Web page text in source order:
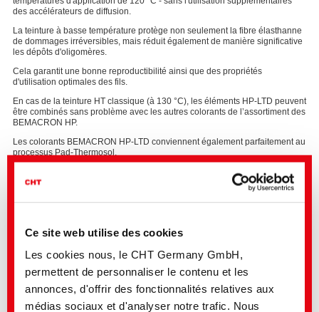
Ce site web utilise des cookies
Les cookies nous, le CHT Germany GmbH,
permettent de personnaliser le contenu et les
annonces, d'offrir des fonctionnalités relatives aux
médias sociaux et d'analyser notre trafic. Nous
des accélérateurs de diffusion.
La teinture à basse température protège non seulement la fibre élasthanne
de dommages irréversibles, mais réduit également de manière significative
les dépôts d'oligomères.
Cela garantit une bonne reproductibilité ainsi que des propriétés
d'utilisation optimales des fils.
En cas de la teinture HT classique (à 130 °C), les éléments HP-LTD peuvent
être combinés sans problème avec les autres colorants de l’assortiment des
BEMACRON HP.
Les colorants BEMACRON HP-LTD conviennent également parfaitement au
processus Pad-Thermosol.